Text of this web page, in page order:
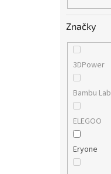
Značky
3DPower
Bambu Lab
ELEGOO
Eryone